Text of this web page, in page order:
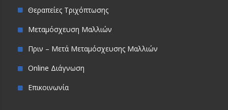
Θεραπείες Τριχόπτωσης
Μεταμόσχευση Μαλλιών
Πριν – Μετά Μεταμόσχευσης Μαλλιών
Online Διάγνωση
Επικοινωνία